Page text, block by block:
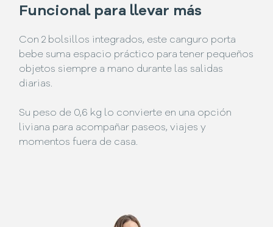
Funcional para llevar más
Con 2 bolsillos integrados, este canguro porta
bebe suma espacio práctico para tener pequeños
objetos siempre a mano durante las salidas
diarias.
Su peso de 0,6 kg lo convierte en una opción
liviana para acompañar paseos, viajes y
momentos fuera de casa.